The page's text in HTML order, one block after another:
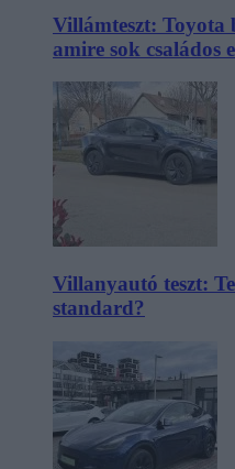
Villámteszt: Toyota
amire sok családos
Villanyautó teszt:
standard?